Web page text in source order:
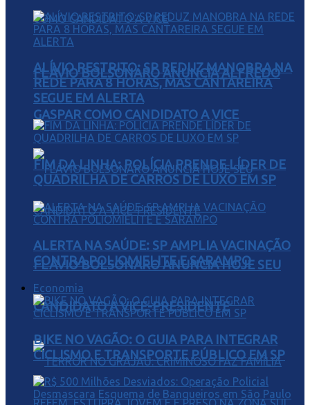
FLÁVIO BOLSONARO ANUNCIA ALFREDO
GASPAR COMO CANDIDATO A VICE
FLÁVIO BOLSONARO ANUNCIA HOJE SEU
CANDIDATO A VICE-PRESIDENTE
ALÍVIO RESTRITO: SP REDUZ MANOBRA NA
REDE PARA 8 HORAS, MAS CANTAREIRA
SEGUE EM ALERTA
FIM DA LINHA: POLÍCIA PRENDE LÍDER DE
QUADRILHA DE CARROS DE LUXO EM SP
ALERTA NA SAÚDE: SP AMPLIA VACINAÇÃO
CONTRA POLIOMIELITE E SARAMPO
Economia
BIKE NO VAGÃO: O GUIA PARA INTEGRAR
CICLISMO E TRANSPORTE PÚBLICO EM SP